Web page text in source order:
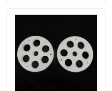
เครื่องจักรกลชิ้นส่วนเซรามิก